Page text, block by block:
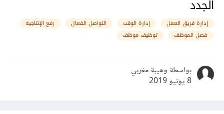
الجدد
إدارة فريق العمل إدارة الوقت التواصل الفعال
رفع الإنتاجية
فصل الموظف
توظيف موظف
بواسطة وهيبة مغربي
8 يونيو 2019